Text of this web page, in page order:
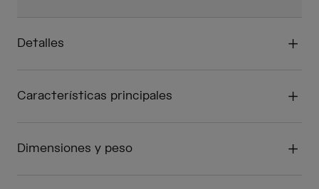
Detalles
Características principales
Dimensiones y peso